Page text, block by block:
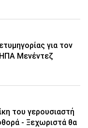
για τον
Μενέντεζ
του γερουσιαστή
- Ξεχωριστά θα